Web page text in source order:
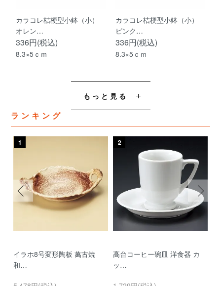
カラコレ桔梗型小鉢（小）
オレン…
336円(税込)
8.3×5ｃｍ
カラコレ桔梗型小鉢（小）
ピンク…
336円(税込)
8.3×5ｃｍ
もっと見る
ランキング
1
イラホ8号変形陶板 萬古焼
和…
2
高台コーヒー碗皿 洋食器 カ
ッ…